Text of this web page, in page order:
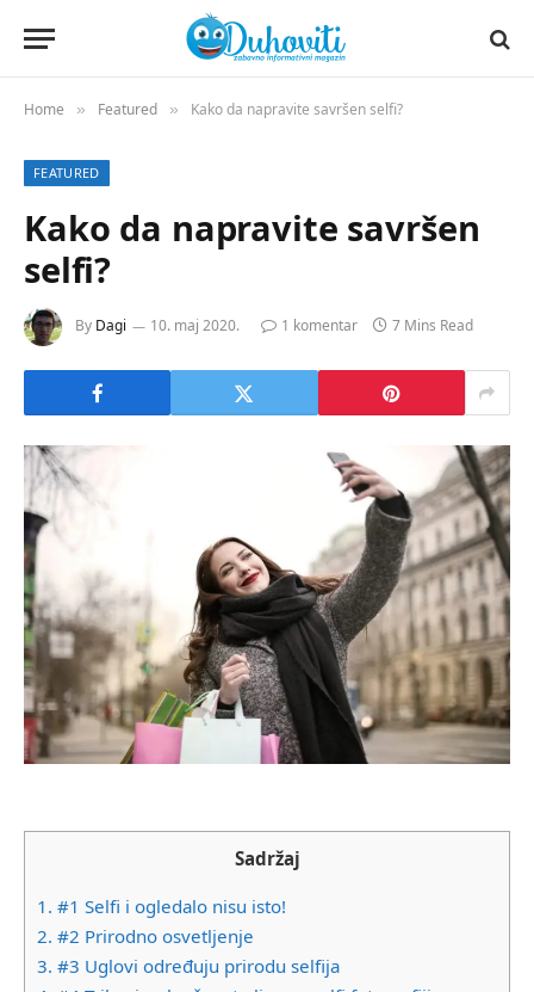
Home » Featured » Kako da napravite savršen selfi?
FEATURED
Kako da napravite savršen
selfi?
By Dagi 10. maj 2020. 1 komentar 7 Mins Read
Sadržaj
1. #1 Selfi i ogledalo nisu isto!
2. #2 Prirodno osvetljenje
3. #3 Uglovi određuju prirodu selfija